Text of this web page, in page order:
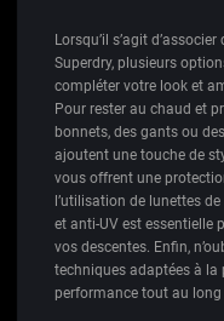
Lorsqu’il s’agit
Superdry, plusieurs
compléter votre look et
Pour rester au chaud et
bonnets, des gants ou
ajoutent une touche de
vous offrent une
l’utilisation de lunettes
et anti-UV est essentielle
vos descentes. Enfin,
techniques adaptées à
performance tout au long